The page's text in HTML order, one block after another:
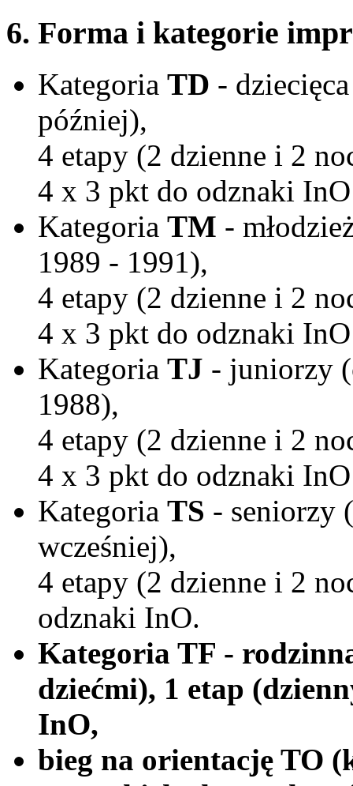
6. Forma i kategorie
Kategoria TD -
później),
4 etapy (2 dzienne i 2
4 x 3 pkt do odznaki InO
Kategoria TM -
1989 - 1991),
4 etapy (2 dzienne i 2
4 x 3 pkt do odznaki InO
Kategoria TJ - juniorzy
1988),
4 etapy (2 dzienne i 2
4 x 3 pkt do odznaki InO
Kategoria TS - seniorzy
wcześniej),
4 etapy (2 dzienne i 2
odznaki InO.
Kategoria TF -
dziećmi), 1 etap
InO,
bieg na orientację TO